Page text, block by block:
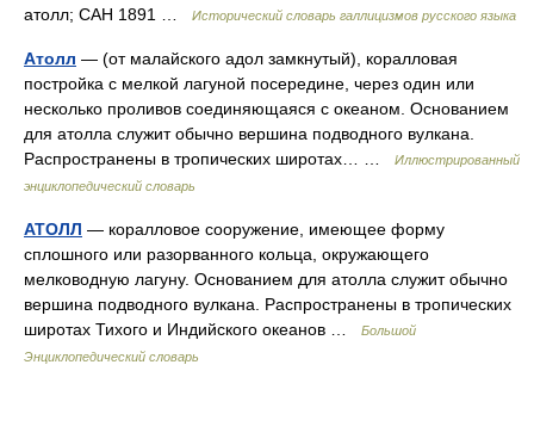
атолл; САН 1891 …
Исторический словарь галлицизмов русского языка
Атолл — (от малайского адол замкнутый), коралловая
постройка с мелкой лагуной посередине, через один или
несколько проливов соединяющаяся с океаном. Основанием
для атолла служит обычно вершина подводного вулкана.
Распространены в тропических широтах… …
Иллюстрированный
энциклопедический словарь
АТОЛЛ — коралловое сооружение, имеющее форму
сплошного или разорванного кольца, окружающего
мелководную лагуну. Основанием для атолла служит обычно
вершина подводного вулкана. Распространены в тропических
широтах Тихого и Индийского океанов …
Большой
Энциклопедический словарь